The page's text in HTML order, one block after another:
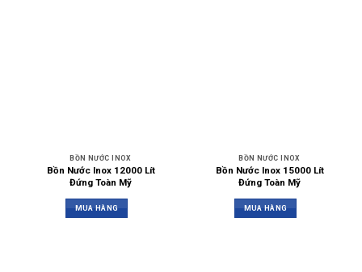
BỒN NƯỚC INOX
Bồn Nước Inox 12000 Lít
Đứng Toàn Mỹ
MUA HÀNG
BỒN NƯỚC INOX
Bồn Nước Inox 15000 Lít
Đứng Toàn Mỹ
MUA HÀNG